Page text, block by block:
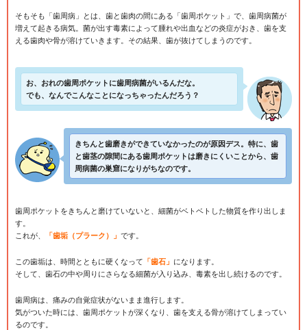
そもそも「歯周病」とは、歯と歯肉の間にある「歯周ポケット」で、歯周病菌が
増えて起きる病気。菌が出す毒素によって腫れや出血などの炎症がおき、歯を支
える歯肉や骨が溶けていきます。その結果、歯が抜けてしまうのです。
お、おれの歯周ポケットに歯周病菌がいるんだな。
でも、なんでこんなことになっちゃったんだろう？
きちんと歯磨きができていなかったのが原因デス。特に、歯
と歯茎の隙間にある歯周ポケットは磨きにくいことから、歯
周病菌の巣窟になりがちなのです。
歯周ポケットをきちんと磨けていないと、細菌がベトベトした物質を作り出しま
す。
これが、
「歯垢（プラーク）」 です。
この歯垢は、時間とともに硬くなって 「歯石」 になります。
そして、歯石の中や周りにさらなる細菌が入り込み、毒素を出し続けるのです。
歯周病は、痛みの自覚症状がないまま進行します。
気がついた時には、歯周ポケットが深くなり、歯を支える骨が溶けてしまってい
るのです。